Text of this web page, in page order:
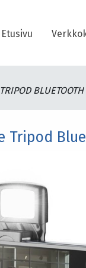
Etusivu
BLUETOOTH
Tripod